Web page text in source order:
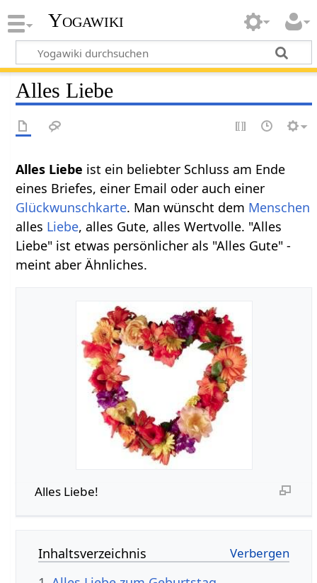
Yogawiki
Alles Liebe
Alles Liebe ist ein beliebter Schluss am Ende
eines Briefes, einer Email oder auch einer
Glückwunschkarte. Man wünscht dem Menschen
alles Liebe, alles Gute, alles Wertvolle. "Alles
Liebe" ist etwas persönlicher als "Alles Gute" -
meint aber Ähnliches.
Alles Liebe!
Inhaltsverzeichnis